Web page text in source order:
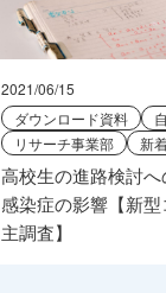
2021/06/15
ダウンロード資料
リサーチ事業部
新
高校生の進路検討
感染症の影響【新
主調査】